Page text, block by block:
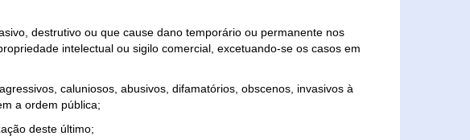
destrutivo ou que cause dano temporário ou permanente nos
intelectual ou sigilo comercial, excetuando-se os casos em
caluniosos, abusivos, difamatórios, obscenos, invasivos à
a ordem pública;
deste último;